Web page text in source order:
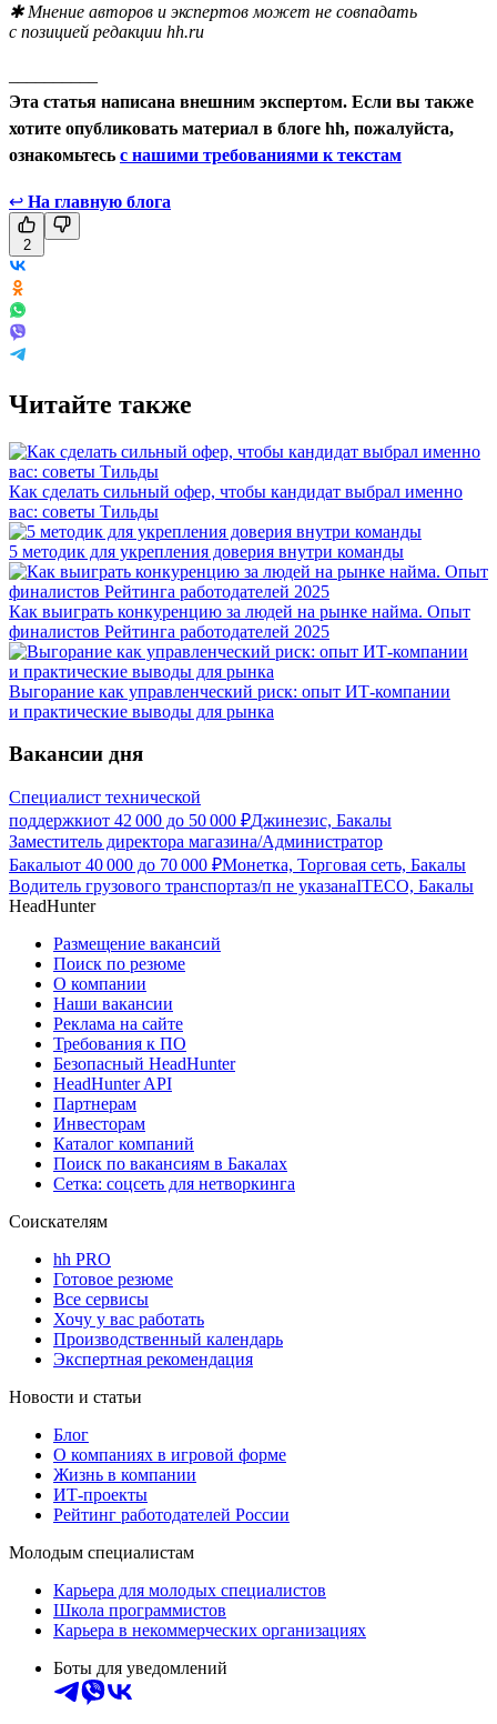
✱ Мнение авторов и экспертов может не совпадать
с позицией редакции hh.ru
Эта статья написана внешним экспертом. Если вы также
хотите опубликовать материал в блоге hh, пожалуйста,
ознакомьтесь с нашими требованиями к текстам
↩ На главную блога
2
Читайте также
Как сделать сильный офер, чтобы кандидат выбрал именно
вас: советы Тильды
5 методик для укрепления доверия внутри команды
Как выиграть конкуренцию за людей на рынке найма. Опыт
финалистов Рейтинга работодателей 2025
Выгорание как управленческий риск: опыт ИТ-компании
и практические выводы для рынка
Вакансии дня
Специалист технической
поддержкиот 42 000 до 50 000 ₽Джинезис, Бакалы
Заместитель директора магазина/Администратор
Бакалыот 40 000 до 70 000 ₽Монетка, Торговая сеть, Бакалы
Водитель грузового транспортаз/п не указанаITECO, Бакалы
HeadHunter
Размещение вакансий
Поиск по резюме
О компании
Наши вакансии
Реклама на сайте
Требования к ПО
Безопасный HeadHunter
HeadHunter API
Партнерам
Инвесторам
Каталог компаний
Поиск по вакансиям в Бакалах
Сетка: соцсеть для нетворкинга
Соискателям
hh PRO
Готовое резюме
Все сервисы
Хочу у вас работать
Производственный календарь
Экспертная рекомендация
Новости и статьи
Блог
О компаниях в игровой форме
Жизнь в компании
ИТ-проекты
Рейтинг работодателей России
Молодым специалистам
Карьера для молодых специалистов
Школа программистов
Карьера в некоммерческих организациях
Боты для уведомлений